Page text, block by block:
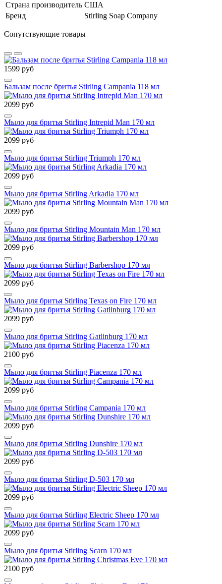
Страна производитель США
Бренд
Stirling Soap Company
Сопутствующие товары
1599 руб
Бальзам после бритья Stirling Campania 118 мл
2099 руб
Мыло для бритья Stirling Intrepid Man 170 мл
2099 руб
Мыло для бритья Stirling Triumph 170 мл
2099 руб
Мыло для бритья Stirling Arkadia 170 мл
2099 руб
Мыло для бритья Stirling Mountain Man 170 мл
2099 руб
Мыло для бритья Stirling Barbershop 170 мл
2099 руб
Мыло для бритья Stirling Texas on Fire 170 мл
2099 руб
Мыло для бритья Stirling Gatlinburg 170 мл
2100 руб
Мыло для бритья Stirling Piacenza 170 мл
2099 руб
Мыло для бритья Stirling Campania 170 мл
2099 руб
Мыло для бритья Stirling Dunshire 170 мл
2099 руб
Мыло для бритья Stirling D-503 170 мл
2099 руб
Мыло для бритья Stirling Electric Sheep 170 мл
2099 руб
Мыло для бритья Stirling Scarn 170 мл
2100 руб